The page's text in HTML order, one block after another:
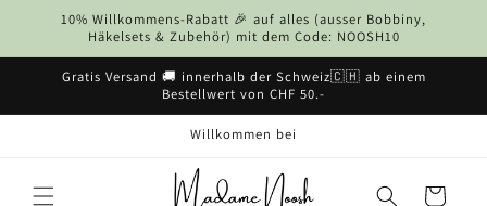
zum10% Willkommens-Rabatt 🎉 auf alles (ausser Bobbiny,
Häkelsets & Zubehör) mit dem Code: NOOSH10
Gratis Versand 🚚 innerhalb der Schweiz🇨🇭 ab einem
Bestellwert von CHF 50.-
Willkommen bei
Warenkorb